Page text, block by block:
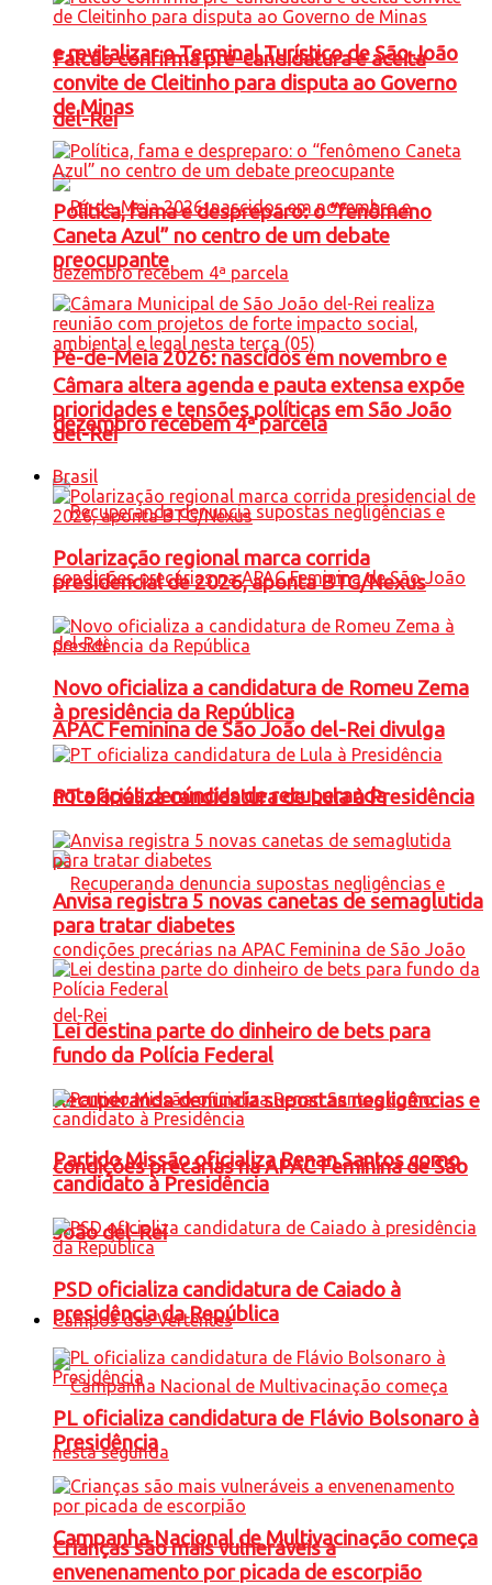
e revitalizar o Terminal Turístico de São João
del-Rei
Pé-de-Meia 2026: nascidos em novembro e
dezembro recebem 4ª parcela
APAC Feminina de São João del-Rei divulga
nota após denúncias de recuperanda
Recuperanda denuncia supostas negligências e
condições precárias na APAC Feminina de São
João del-Rei
Campos das Vertentes
Campanha Nacional de Multivacinação começa
Falcão confirma pré-candidatura e aceita
convite de Cleitinho para disputa ao Governo
de Minas
Política, fama e despreparo: o “fenômeno
Caneta Azul” no centro de um debate
preocupante
Câmara altera agenda e pauta extensa expõe
prioridades e tensões políticas em São João
del-Rei
Brasil
Polarização regional marca corrida
presidencial de 2026, aponta BTG/Nexus
Novo oficializa a candidatura de Romeu Zema
à presidência da República
PT oficializa candidatura de Lula à Presidência
Anvisa registra 5 novas canetas de semaglutida
para tratar diabetes
Lei destina parte do dinheiro de bets para
fundo da Polícia Federal
Partido Missão oficializa Renan Santos como
candidato à Presidência
PSD oficializa candidatura de Caiado à
presidência da República
PL oficializa candidatura de Flávio Bolsonaro à
Presidência
Crianças são mais vulneráveis a
envenenamento por picada de escorpião